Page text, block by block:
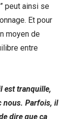
peut ainsi se
Et pour
moyen de
entre
est tranquille,
nous. Parfois, il
dire que ça